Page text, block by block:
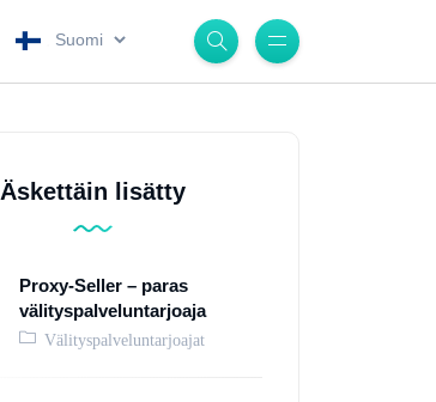
Äskettäin lisätty
Proxy-Seller – paras
välityspalveluntarjoaja
Välityspalveluntarjoajat